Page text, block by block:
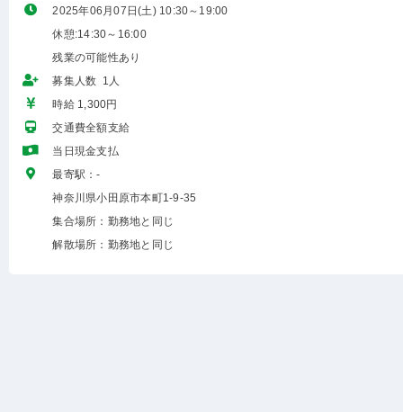
2025年06月07日(土) 10:30～19:00
休憩:14:30～16:00
残業の可能性あり
募集人数 1人
時給 1,300円
交通費全額支給
当日現金支払
最寄駅：-
神奈川県小田原市本町1-9-35
集合場所：勤務地と同じ
解散場所：勤務地と同じ